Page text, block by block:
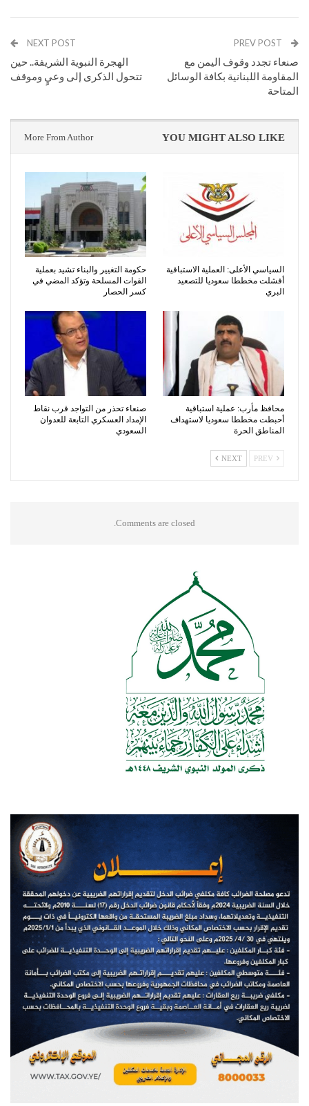
صنعاء تجدد وقوف اليمن مع
المقاومة اللبنانية بكافة الوسائل
المتاحة
NEXT POST
الهجرة النبوية الشريفة.. حين
تتحول الذكرى إلى وعيٍ وموقف
YOU MIGHT ALSO LIKE
More From Author
السياسي الأعلى: العملية الاستباقية
أفشلت مخططا سعوديا للتصعيد
البري
حكومة التغيير والبناء تشيد بعملية
القوات المسلحة وتؤكد المضي في
كسر الحصار
محافظ مأرب: عملية استباقية
أحبطت مخططا سعوديا لاستهداف
المناطق الحرة
صنعاء تحذر من التواجد قرب نقاط
الإمداد العسكري التابعة للعدوان
السعودي
NEXT
Comments are closed.